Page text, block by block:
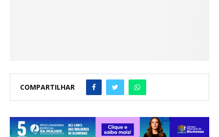
COMPARTILHAR